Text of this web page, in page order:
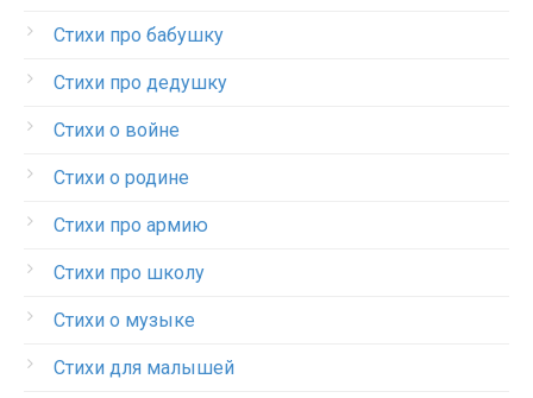
Стихи про бабушку
Стихи про дедушку
Стихи о войне
Стихи о родине
Стихи про армию
Стихи про школу
Стихи о музыке
Стихи для малышей